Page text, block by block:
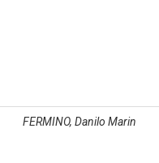
FERMINO, Danilo Marin